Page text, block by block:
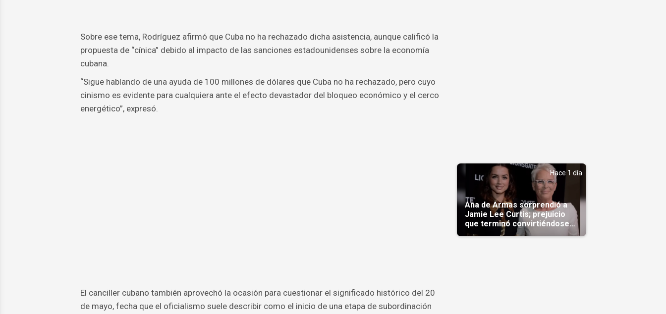
Sobre ese tema, Rodríguez afirmó que Cuba no ha rechazado dicha asistencia, aunque calificó la
propuesta de “cínica” debido al impacto de las sanciones estadounidenses sobre la economía
cubana.
“Sigue hablando de una ayuda de 100 millones de dólares que Cuba no ha rechazado, pero cuyo
cinismo es evidente para cualquiera ante el efecto devastador del bloqueo económico y el cerco
energético”, expresó.
El canciller cubano también aprovechó la ocasión para cuestionar el significado histórico del 20
de mayo, fecha que el oficialismo suele describir como el inicio de una etapa de subordinación
Hace 1 día
Ana de Armas sorprendió a
Jamie Lee Curtis; prejuicio
que terminó convirtiéndose
en admiración en Hollywood